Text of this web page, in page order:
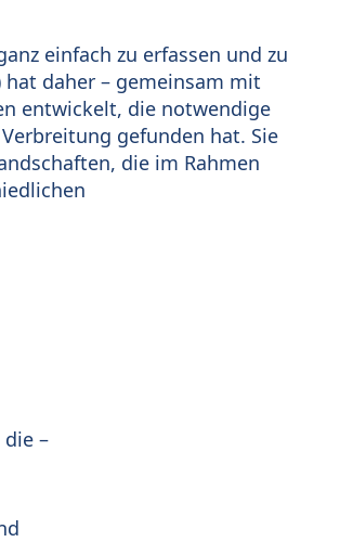
einfach zu erfassen und zu
hat daher – gemeinsam mit
entwickelt, die notwendige
gefunden hat. Sie
die im Rahmen
–